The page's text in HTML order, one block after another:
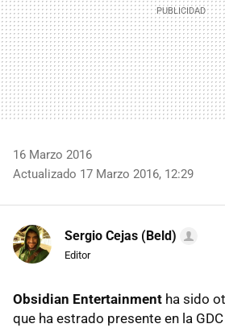
16 Marzo 2016
Actualizado 17 Marzo 2016, 12:29
Sergio Cejas (Beld)
Editor
Obsidian Entertainment ha sido
que ha estrado presente en la